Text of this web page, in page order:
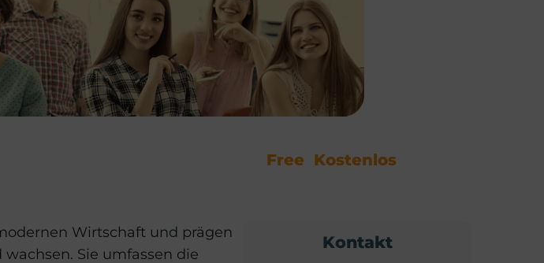
Free Kostenlos
Wirtschaft und prägen
Sie umfassen die
Kontakt